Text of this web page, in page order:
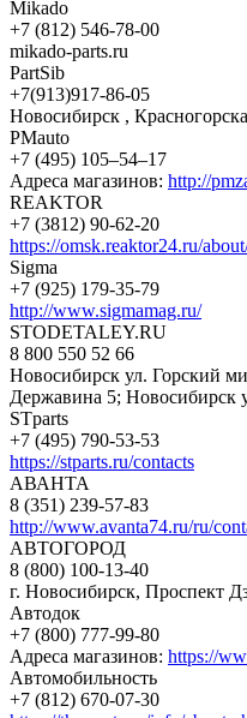
Mikado
+7 (812) 546-78-00
mikado-parts.ru
PartSib
+7(913)917-86-05
Новосибирск ,
PMauto
+7 (495) 105‒54‒17
Адреса магазинов: http://
REAKTOR
+7 (3812) 90-62-20
https://omsk.reaktor24.ru/
Sigma
+7 (925) 179-35-79
http://www.sigmamag.ru/
STODETALEY.RU
8 800 550 52 66
Новосибирск ул. Горский
Державина 5; Новосибирск
STparts
+7 (495) 790-53-53
https://stparts.ru/contacts
АВАНТА
8 (351) 239-57-83
http://www.avanta74.ru/ru/
АВТОГОРОД
8 (800) 100-13-40
г. Новосибирск, Проспект
Автодок
+7 (800) 777-99-80
Адреса магазинов: https://
Автомобильность
+7 (812) 670-07-30